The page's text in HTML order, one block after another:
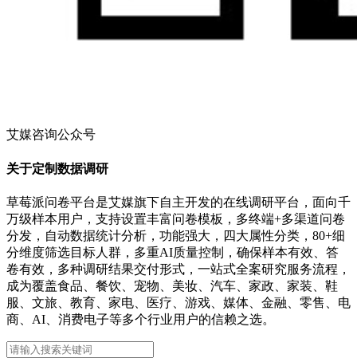
艾媒咨询公众号
关于定制数据调研
草莓派问卷平台是艾媒旗下自主开发的在线调研平台，面向千
万级样本用户，支持设置丰富问卷模板，多终端+多渠道问卷
分发，自动数据统计分析，功能强大，四大属性分类，80+细
分维度筛选目标人群，多重AI质量控制，确保样本有效、答
卷有效，多种调研结果交付形式，一站式全案研究服务流程，
成为覆盖食品、餐饮、宠物、美妆、汽车、家政、家装、鞋
服、文旅、教育、家电、医疗、游戏、媒体、金融、零售、电
商、AI、消费电子等多个行业用户的信赖之选。